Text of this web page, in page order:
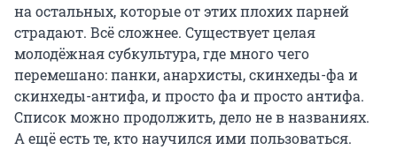
на остальных, которые от этих плохих парней
страдают. Всё сложнее. Существует целая
молодёжная субкультура, где много чего
перемешано: панки, анархисты, скинхеды-фа и
скинхеды-антифа, и просто фа и просто антифа.
Список можно продолжить, дело не в названиях.
А ещё есть те, кто научился ими пользоваться.